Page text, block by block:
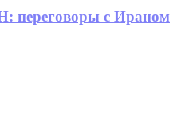
переговоры с Ираном